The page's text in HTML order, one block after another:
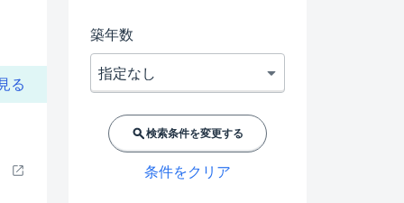
る
築年数
検索条件を変更する
条件をクリア